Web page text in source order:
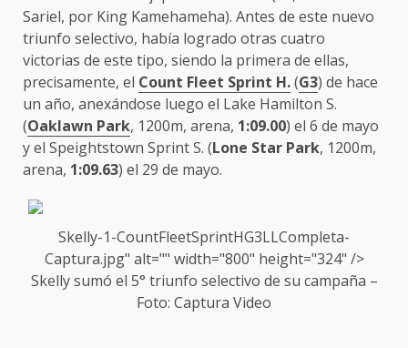
Sariel, por King Kamehameha). Antes de este nuevo
triunfo selectivo, había logrado otras cuatro
victorias de este tipo, siendo la primera de ellas,
precisamente, el Count Fleet Sprint H.(G3) de hace
un año, anexándose luego el Lake Hamilton S.
(Oaklawn Park, 1200m, arena, 1:09.00) el 6 de mayo
y el Speightstown Sprint S. (Lone Star Park, 1200m,
arena, 1:09.63) el 29 de mayo.
Skelly-1-CountFleetSprintHG3LLCompleta-
Captura.jpg" alt="" width="800" height="324" />
Skellysumó el 5° triunfo selectivo de su campaña –
Foto: Captura Video